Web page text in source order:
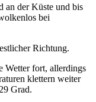
an der Küste und bis
bei
Richtung.
Wetter fort, allerdings
klettern weiter
Grad.